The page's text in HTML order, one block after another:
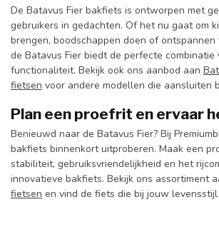
De Batavus Fier bakfiets is ontworpen met
gebruikers in gedachten. Of het nu gaat om
brengen, boodschappen doen of
de Batavus Fier biedt de perfecte combinatie
functionaliteit. Bekijk ook ons aanbod aan
fietsen voor andere modellen die aansluiten
Plan een proefrit en ervaar
Benieuwd naar de Batavus Fier? Bij
bakfiets binnenkort uitproberen. Maak een
stabiliteit, gebruiksvriendelijkheid en het
innovatieve bakfiets. Bekijk ons assortiment
fietsen en vind de fiets die bij jouw